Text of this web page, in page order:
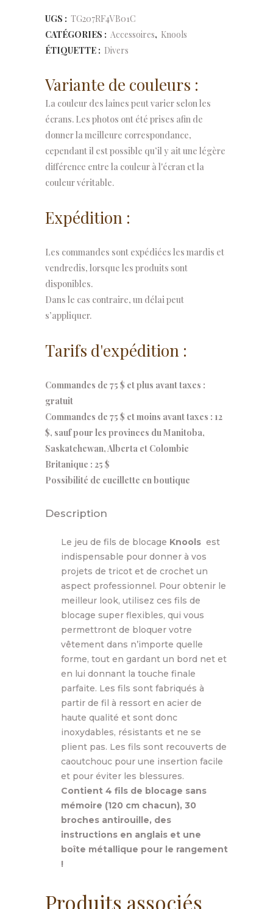
Jeu
de
pour
blocage
quantity
UGS : TG207RF4VB01C
CATÉGORIES : Accessoires, Knools
ÉTIQUETTE : Divers
Variante de couleurs :
La couleur des laines peut varier selon les
écrans. Les photos ont été prises afin de
donner la meilleure correspondance,
cependant il est possible qu’il y ait une légère
différence entre la couleur à l'écran et la
couleur véritable.
Expédition :
Les commandes sont expédiées les mardis et
vendredis, lorsque les produits sont
disponibles.
Dans le cas contraire, un délai peut
s’appliquer.
Tarifs d'expédition :
Commandes de 75 $ et plus avant taxes :
gratuit
Commandes de 75 $ et moins avant taxes : 12
$, sauf pour les provinces du Manitoba,
Saskatchewan, Alberta et Colombie
Britanique : 25 $
Possibilité de cueillette en boutique
Description
Le jeu de fils de blocage Knools est
indispensable pour donner à vos
projets de tricot et de crochet un
aspect professionnel. Pour obtenir le
meilleur look, utilisez ces fils de
blocage super flexibles, qui vous
permettront de bloquer votre
vêtement dans n’importe quelle
forme, tout en gardant un bord net et
en lui donnant la touche finale
parfaite. Les fils sont fabriqués à
partir de fil à ressort en acier de
haute qualité et sont donc
inoxydables, résistants et ne se
plient pas. Les fils sont recouverts de
caoutchouc pour une insertion facile
et pour éviter les blessures.
Contient 4 fils de blocage sans
mémoire (120 cm chacun), 30
broches antirouille, des
instructions en anglais et une
boîte métallique pour le rangement
!
Produits associés